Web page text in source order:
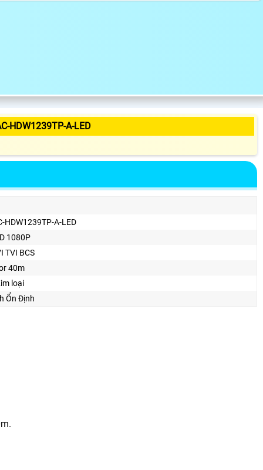
HDW1239TP-A-LED
HDW1239TP-A-LED
1080P
TVI BCS
40m
loại
Ổn Định